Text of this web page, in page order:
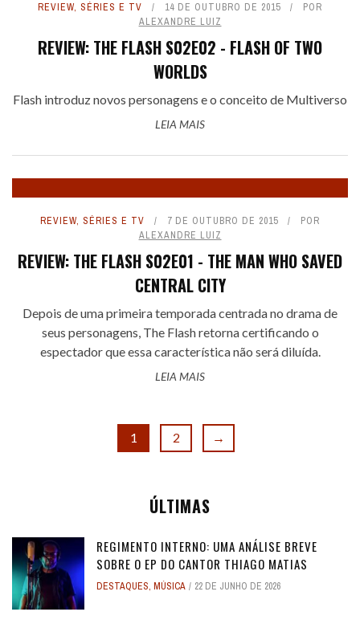
REVIEW, SÉRIES E TV 14 DE OUTUBRO DE 2015
POR
ALEXANDRE LUIZ
REVIEW: THE FLASH S02E02 - FLASH OF TWO
WORLDS
Flash introduz novos personagens e o conceito de Multiverso
LEIA MAIS
REVIEW, SÉRIES E TV 7 DE OUTUBRO DE 2015
POR
ALEXANDRE LUIZ
REVIEW: THE FLASH S02E01 - THE MAN WHO SAVED
CENTRAL CITY
Depois de uma primeira temporada centrada no drama de
seus personagens, The Flash retorna certificando o
espectador que essa característica não será diluída.
LEIA MAIS
1 2 →
ÚLTIMAS
REGIMENTO INTERNO: UMA ANÁLISE BREVE
SOBRE O EP DO CANTOR THIAGO MATIAS
DESTAQUES, MÚSICA 22 DE JUNHO DE 2026